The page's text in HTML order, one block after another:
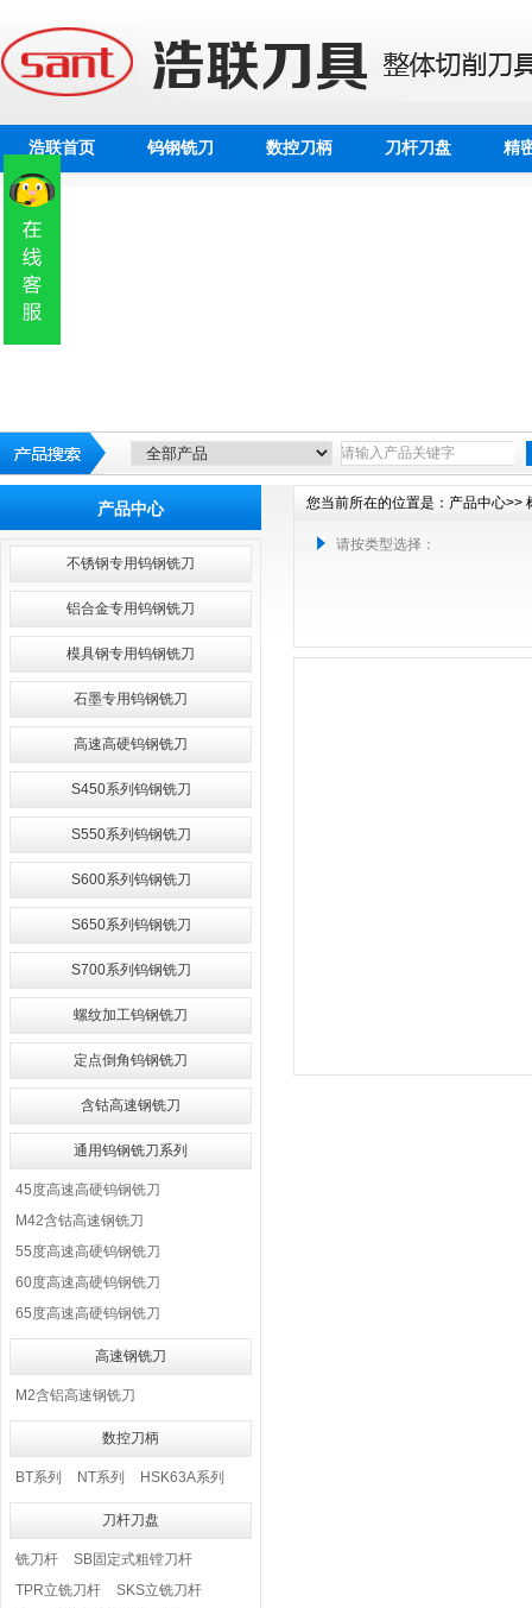
浩联首页 钨钢铣刀 数控刀柄 刀杆刀盘 精
产品中心
不锈钢专用钨钢铣刀
铝合金专用钨钢铣刀
模具钢专用钨钢铣刀
石墨专用钨钢铣刀
高速高硬钨钢铣刀
S450系列钨钢铣刀
S550系列钨钢铣刀
S600系列钨钢铣刀
S650系列钨钢铣刀
S700系列钨钢铣刀
螺纹加工钨钢铣刀
定点倒角钨钢铣刀
含钴高速钢铣刀
通用钨钢铣刀系列
45度高速高硬钨钢铣刀
M42含钴高速钢铣刀
55度高速高硬钨钢铣刀
60度高速高硬钨钢铣刀
65度高速高硬钨钢铣刀
高速钢铣刀
M2含铝高速钢铣刀
数控刀柄
BT系列 NT系列 HSK63A系列
刀杆刀盘
铣刀杆
SB固定式粗镗刀杆
TPR立铣刀杆
SKS立铣刀杆
您当前所在的位置是： 产品中心>>
请按类型选择：